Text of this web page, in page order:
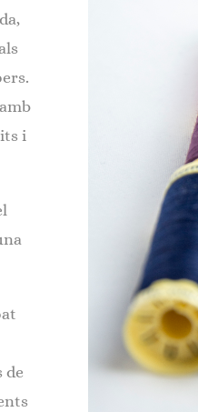
i
de